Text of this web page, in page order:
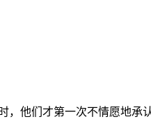
他们才第一次不情愿地承认